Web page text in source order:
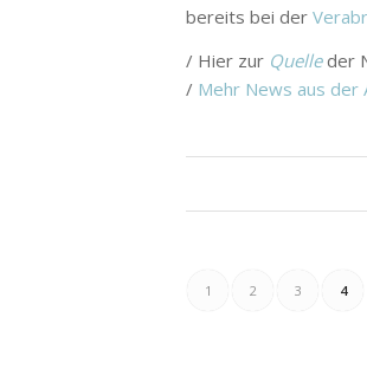
bereits bei der
/ Hier zur Quelleder
/ Mehr News aus der
1 2 3 4